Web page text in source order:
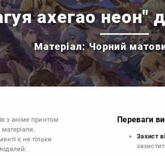
ахегао неон"
Матеріал: Чорний
з аніме принтом
є не тільки
Переваги
Захист